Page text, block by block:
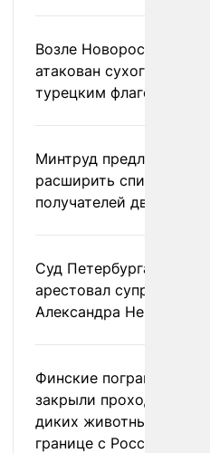
Возле Новороссийска
атакован сухогруз под
турецким флагом
Минтруд предложил
расширить список
получателей двух
Суд Петербурга заочно
арестовал супругу
Александра Невзорова
Финские пограничники
закрыли проходы для
диких животных на
границе с Россией